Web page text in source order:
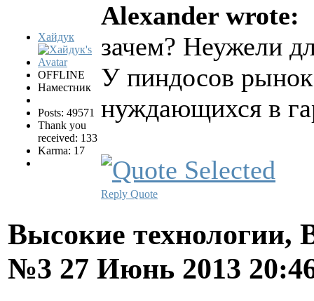
Хайдук
OFFLINE
Наместник
Posts: 49571
Thank you
received: 133
Karma: 17
Alexander wrote:
зачем? Неужели
У пиндосов
нуждающихся в
Reply Quote
Высокие технологии,
№3 27 Июнь 2013